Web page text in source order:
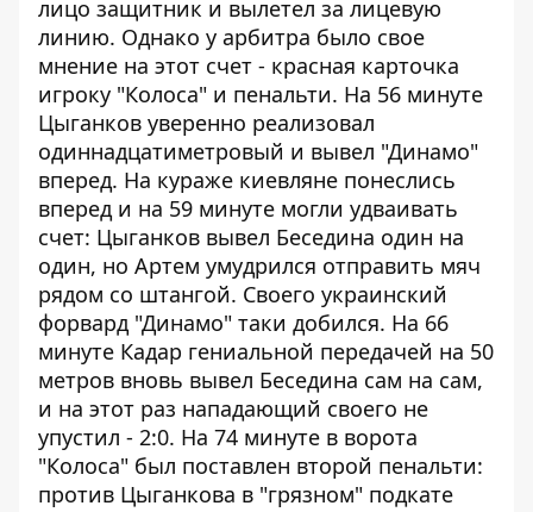
лицо защитник и вылетел за лицевую
линию. Однако у арбитра было свое
мнение на этот счет - красная карточка
игроку "Колоса" и пенальти. На 56 минуте
Цыганков уверенно реализовал
одиннадцатиметровый и вывел "Динамо"
вперед. На кураже киевляне понеслись
вперед и на 59 минуте могли удваивать
счет: Цыганков вывел Беседина один на
один, но Артем умудрился отправить мяч
рядом со штангой. Своего украинский
форвард "Динамо" таки добился. На 66
минуте Кадар гениальной передачей на 50
метров вновь вывел Беседина сам на сам,
и на этот раз нападающий своего не
упустил - 2:0. На 74 минуте в ворота
"Колоса" был поставлен второй пенальти:
против Цыганкова в "грязном" подкате